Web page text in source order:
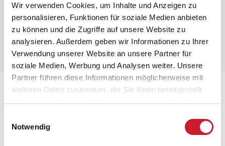
Wir verwenden Cookies, um Inhalte und Anzeigen zu
personalisieren, Funktionen für soziale Medien anbieten
zu können und die Zugriffe auf unsere Website zu
analysieren. Außerdem geben wir Informationen zu Ihrer
Verwendung unserer Website an unsere Partner für
soziale Medien, Werbung und Analysen weiter. Unsere
Partner führen diese Informationen möglicherweise mit
weiteren Daten zusammen, die Sie ihnen bereitgestellt
haben oder die sie im Rahmen Ihrer Nutzung der Dienste
Notwendig
Lageplan
Ferienhaus 8836